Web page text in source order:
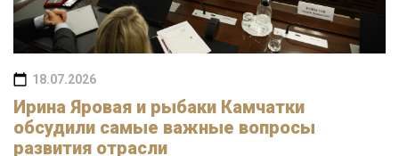
18.07.2026
Ирина Яровая и рыбаки Камчатки
обсудили самые важные вопросы
развития отрасли